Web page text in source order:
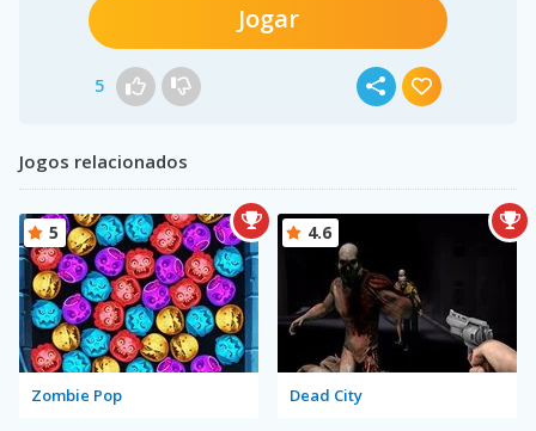
Jogar
5
Jogos relacionados
Zombie Pop
5
Dead City
4.6